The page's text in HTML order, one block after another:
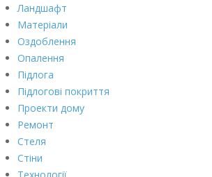
Ландшафт
Матеріали
Оздоблення
Опалення
Підлога
Підлогові покриття
Проекти дому
Ремонт
Стеля
Стіни